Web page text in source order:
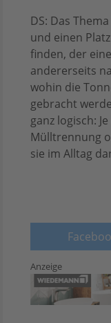
DS: Das
und einen
finden, der
andererseits
wohin die
gebracht
ganz logisch:
Mülltrennung
sie im Alltag
Anzeige